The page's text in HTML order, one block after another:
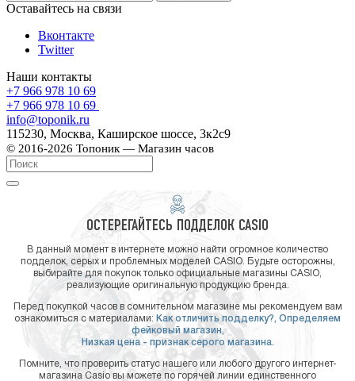
Оставайтесь на связи
Вконтакте
Twitter
Наши контакты
+7 966 978 10 69
+7 966 978 10 69
info@toponik.ru
115230, Москва, Каширское шоссе, 3к2с9
© 2016-2026 Топоник — Магазин часов
ОСТЕРЕГАЙТЕСЬ ПОДДЕЛОК CASIO
В данный момент в интернете можно найти огромное количество
подделок, серых и проблемных моделей CASIO. Будьте осторожны,
выбирайте для покупок только официальные магазины CASIO,
реализующие оригинальную продукцию бренда.
Перед покупкой часов в сомнительном магазине мы рекомендуем вам
ознакомиться с материалами: Как отличить подделку?, Определяем
фейковый магазин,
Низкая цена - признак серого магазина.
Помните, что проверить статус нашего или любого другого интернет-
магазина Casio вы можете по горячей линии единственного